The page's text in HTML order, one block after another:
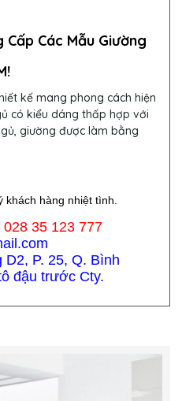
Các Mẫu Giường
kế mang phong cách hiện
có kiểu dáng thấp hợp với
giường được làm bằng
khách hàng nhiệt tình.
35 123 777
P. 25, Q. Bình
đậu trước Cty.